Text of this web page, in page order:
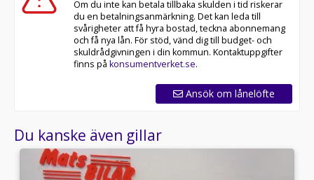
Om du inte kan betala tillbaka skulden i tid riskerar
du en betalningsanmärkning. Det kan leda till
svårigheter att få hyra bostad, teckna abonnemang
och få nya lån. För stöd, vänd dig till budget- och
skuldrådgivningen i din kommun. Kontaktuppgifter
finns på konsumentverket.se.
Ansök om lånelöfte
Du kanske även gillar